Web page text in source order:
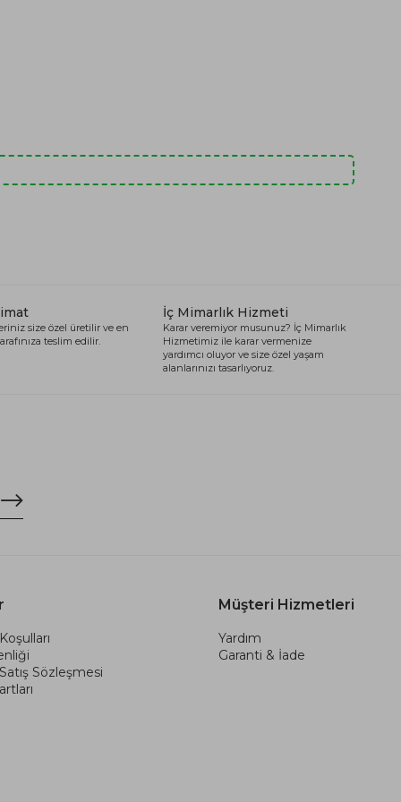
size özel üretilir ve en
teslim edilir.
İç Mimarlık Hizmeti
Karar veremiyor musunuz? İç Mimarlık
Hizmetimiz ile karar vermenize
yardımcı oluyor ve size özel yaşam
alanlarınızı tasarlıyoruz.
Sözleşmesi
Müşteri Hizmetleri
Yardım
Garanti & İade